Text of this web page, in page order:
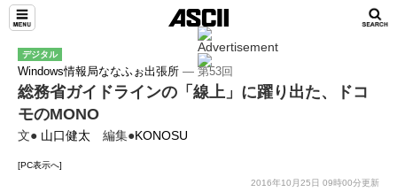
デジタル
Windows情報局ななふぉ出張所 ― 第53回
総務省ガイドラインの「線上」に躍り出た、ドコ
モのMONO
文● 山口健太 編集●KONOSU
[PC表示へ]
2016年10月25日 09時00分更新